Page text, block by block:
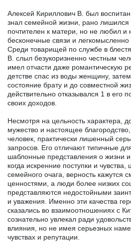
Алексей Кириллович В. был
знал семейной жизни, рано лишился
почтителен к матери, но не любил и
бесконечные связи и легкомысленно
Среди товарищей по службе в
В. слыл безукоризненно честным
имел отчасти даже романтическую
детстве спас из воды женщину,
состояние брату и до совместной
действительно отказывался 1 в его
своих доходов.
Несмотря на цельность характера,
мужество и настоящее
человек, практически лишенный
запросов. Его отличают типичные
шаблонные представления о жизни
когда искренние поступки и
семейного очага, верность
ценностями, а люди более низких
представляются недостойными
и уважения. Именно эти качества
сказались во взаимоотношениях с
сознательно увлекал ради
влияния, но не имея серьезных
чувствах и репутации.